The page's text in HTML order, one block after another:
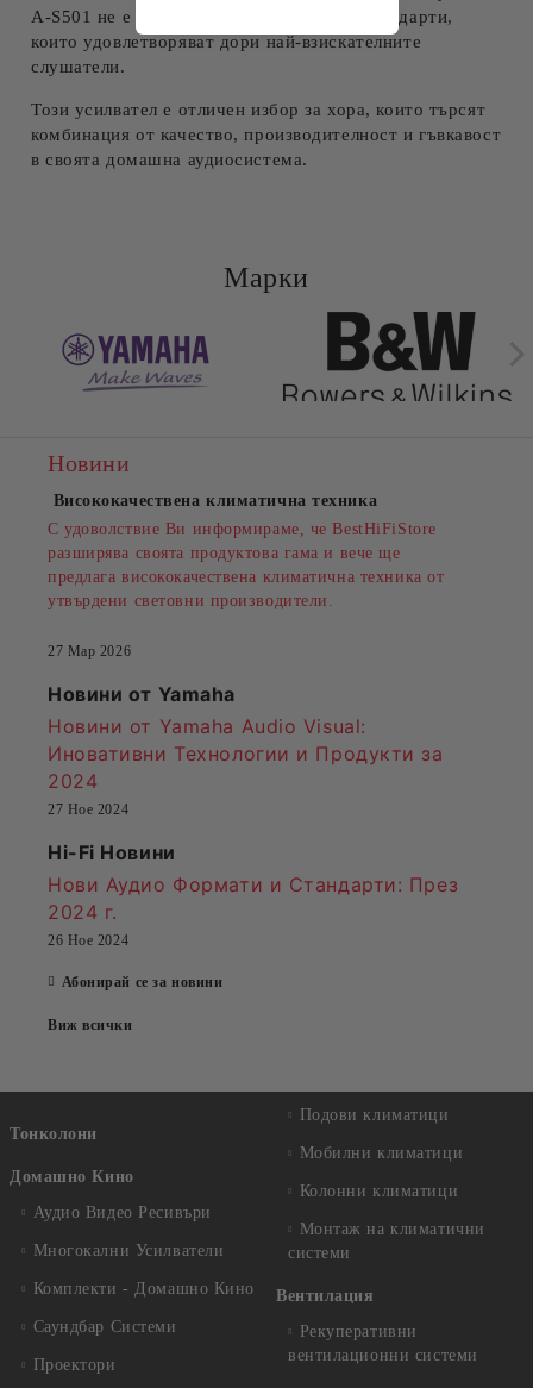
A-S501 не е изключение, поддържайки стандарти,
които удовлетворяват дори най-взискателните
слушатели.
Този усилвател е отличен избор за хора, които търсят
комбинация от качество, производителност и гъвкавост
в своята домашна аудиосистема.
Марки
Новини
Висококачествена климатична техника
С удоволствие Ви информираме, че BestHiFiStore
разширява своята продуктова гама и вече ще
предлага висококачествена климатична техника от
утвърдени световни производители.
27 Мар 2026
Новини от Yamaha
Новини от Yamaha Audio Visual:
Иновативни Технологии и Продукти за
2024
27 Ное 2024
Hi-Fi Новини
Нови Аудио Формати и Стандарти: През
2024 г.
26 Ное 2024
Абонирай се за новини
Виж всички
Тонколони
Домашно Кино
Аудио Видео Рeсивъри
Многокални Усилватели
Комплекти - Домашно Кино
Саундбар Системи
Проектори
Подови климатици
Мобилни климатици
Колонни климатици
Монтаж на климатични
системи
Вентилация
Рекуперативни
вентилационни системи